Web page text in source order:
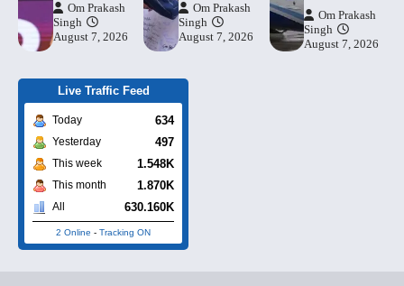
Om Prakash
Singh
August 7, 2026
Om Prakash
Singh
August 7, 2026
Om Prakash
Singh
August 7, 2026
Live Traffic Feed
Today 634
Yesterday 497
This week 1.548K
This month 1.870K
All 630.160K
2 Online - Tracking ON